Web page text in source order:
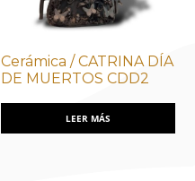
Cerámica / CATRINA DÍA
DE MUERTOS CDD2
LEER MÁS